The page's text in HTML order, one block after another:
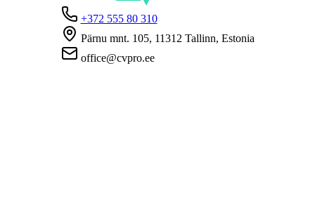
+372 555 80 310
Pärnu mnt. 105, 11312 Tallinn, Estonia
office@cvpro.ee